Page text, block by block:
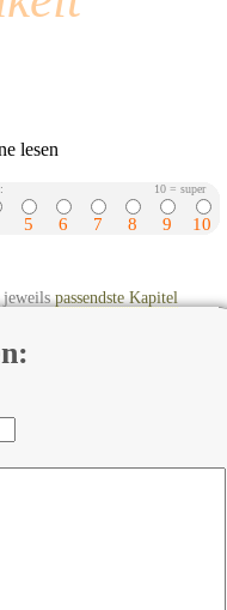
lesen
10 = super
5 6 7 8 9 10
jeweilspassendste Kapitel